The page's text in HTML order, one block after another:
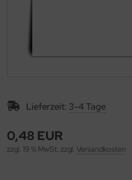
Lieferzeit: 3-4 Tage
0,48 EUR
zzgl. 19 % MwSt. zzgl. Versandkosten